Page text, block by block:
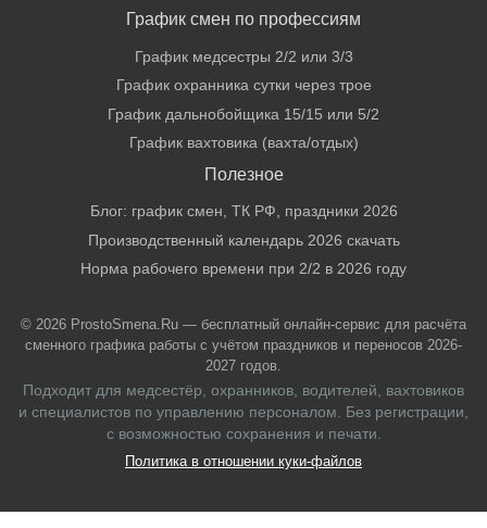
График смен по профессиям
График медсестры 2/2 или 3/3
График охранника сутки через трое
График дальнобойщика 15/15 или 5/2
График вахтовика (вахта/отдых)
Полезное
Блог: график смен, ТК РФ, праздники 2026
Производственный календарь 2026 скачать
Норма рабочего времени при 2/2 в 2026 году
© 2026 ProstoSmena.Ru — бесплатный онлайн-сервис для расчёта
сменного графика работы с учётом праздников и переносов 2026-
2027 годов.
Подходит для медсестёр, охранников, водителей, вахтовиков
и специалистов по управлению персоналом. Без регистрации,
с возможностью сохранения и печати.
Политика в отношении куки-файлов